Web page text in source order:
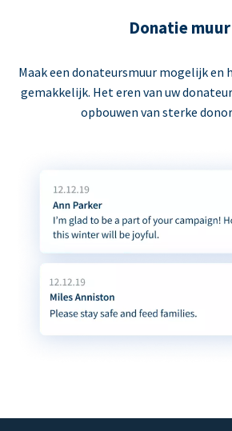
Donatie muur
Maak een donateursmuur mogelijk en
gemakkelijk. Het eren van uw
opbouwen van sterke